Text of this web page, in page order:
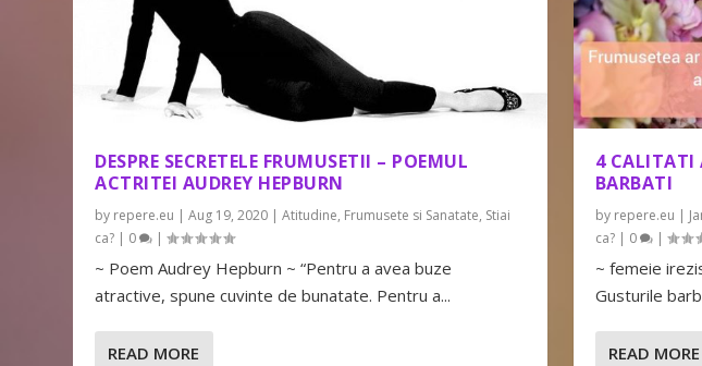
DESPRE SECRETELE FRUMUSETII – POEMUL
ACTRITEI AUDREY HEPBURN
by repere.eu |Aug 19, 2020 |Atitudine, Frumusete si Sanatate, Stiai
ca? | 0 |
~ Poem Audrey Hepburn ~ “Pentru a avea buze
atractive, spune cuvinte de bunatate. Pentru a...
READ MORE
4 CALITATI
BARBATI
by repere.eu |
ca?| 0 |
~ femeie
Gusturile
READ MORE